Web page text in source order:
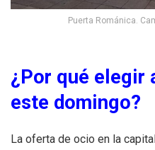
Puerta Románica.
¿Por qué elegir
este domingo?
La oferta de ocio en la